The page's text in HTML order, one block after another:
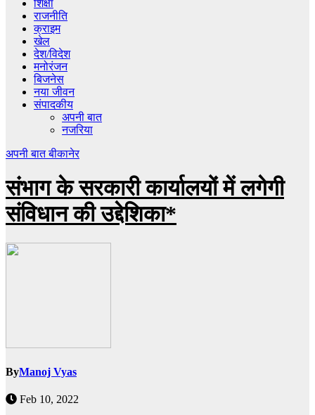
शिक्षा
राजनीति
क्राइम
खेल
देश/विदेश
मनोरंजन
बिजनेस
नया जीवन
संपादकीय
अपनी बात
नजरिया
अपनी बातबीकानेर
संभाग के सरकारी कार्यालयों में लगेगी
संविधान की उद्देशिका*
ByManoj Vyas
Feb 10, 2022